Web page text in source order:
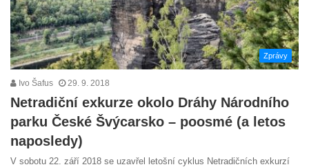
Zprávy
Ivo Šafus 29. 9. 2018
Netradiční exkurze okolo Dráhy Národního
parku České Švýcarsko – poosmé (a letos
naposledy)
V sobotu 22. září 2018 se uzavřel letošní cyklus Netradičních exkurzí